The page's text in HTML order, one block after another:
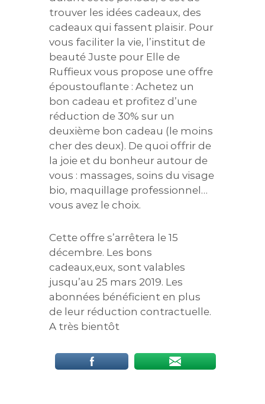
trouver les idées cadeaux, des
cadeaux qui fassent plaisir. Pour
vous faciliter la vie, l’institut de
beauté Juste pour Elle de
Ruffieux vous propose une offre
époustouflante : Achetez un
bon cadeau et profitez d’une
réduction de 30% sur un
deuxième bon cadeau (le moins
cher des deux). De quoi offrir de
la joie et du bonheur autour de
vous : massages, soins du visage
bio, maquillage professionnel…
vous avez le choix.
Cette offre s’arrêtera le 15
décembre. Les bons
cadeaux,eux, sont valables
jusqu’au 25 mars 2019. Les
abonnées bénéficient en plus
de leur réduction contractuelle.
A très bientôt